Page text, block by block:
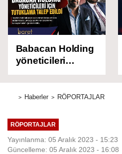
Babacan Holding
yöneticileri
hakkında
tutuklama talebi!
Haberler RÖPORTAJLAR
RÖPORTAJLAR
Yayınlanma: 05 Aralık 2023 - 15:23
Güncelleme: 05 Aralık 2023 - 16:08